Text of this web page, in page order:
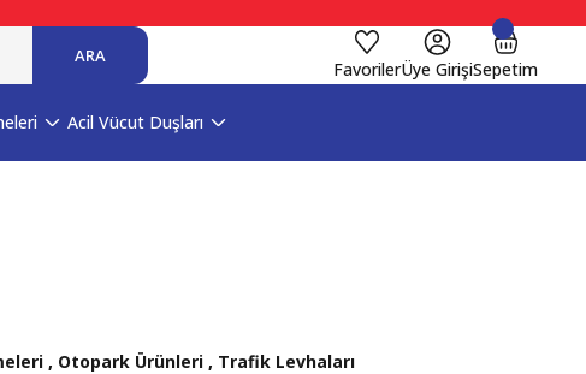
ARA
FavorilerÜye GirişiSepetim
Acil Vücut Duşları
, Otopark Ürünleri , Trafik Levhaları